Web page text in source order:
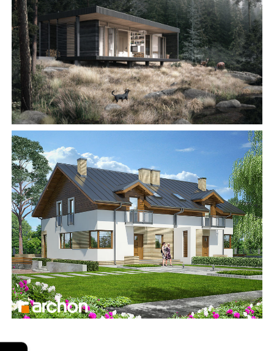
БУДІВНИЦТВО БУДИНКІВ
З
АББ”ТВІЙ ПРОЕКТ”
Замовити будівництво